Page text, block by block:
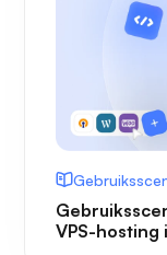
VPS-hosting